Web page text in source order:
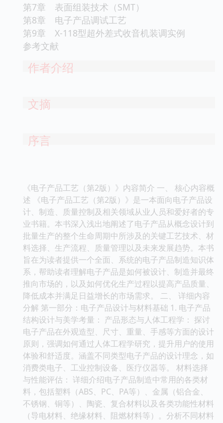
第7章 表面组装技术（SMT）
第8章 电子产品调试工艺
第9章 X-118型超外差式收音机装调实例
参考文献
作者介绍
文摘
序言
《电子产品工艺（第2版）》内容简介 一、 核心内容概
述 《电子产品工艺（第2版）》是一本面向电子产品设
计、制造、质量控制及相关领域从业人员和爱好者的专
业书籍。本书深入浅出地阐述了电子产品从概念设计到
批量生产的整个生命周期中所涉及的关键工艺技术、材
料选择、生产流程、质量管理以及未来发展趋势。本书
旨在为读者提供一个全面、系统的电子产品制造知识体
系，帮助读者理解电子产品是如何被设计、制造并最终
推向市场的，以及如何优化生产过程以提高产品质量、
降低成本并满足日益增长的市场需求。 二、 详细内容
分解 第一部分：电子产品设计与材料基础 1. 电子产品
结构设计与美学考量： 产品形态与人体工程学： 探讨
电子产品在外观造型、尺寸、重量、手感等方面的设计
原则，强调如何通过人体工程学研究，提升用户的使用
体验和舒适度。涵盖不同类型电子产品的设计理念，如
消费类电子、工业控制设备、医疗仪器等。 材料选择
与性能评估： 详细介绍电子产品制造中常用的各类材
料，包括塑料（ABS、PC、PA等）、金属（铝合金、
不锈钢、铜等）、陶瓷、复合材料以及各类功能性材料
（导电材料、绝缘材料、阻燃材料等）。分析不同材料